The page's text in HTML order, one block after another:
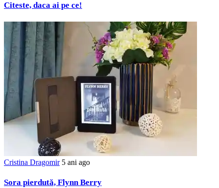
Citeste, daca ai pe ce!
Cristina Dragomir 5 ani ago
Sora pierdută, Flynn Berry